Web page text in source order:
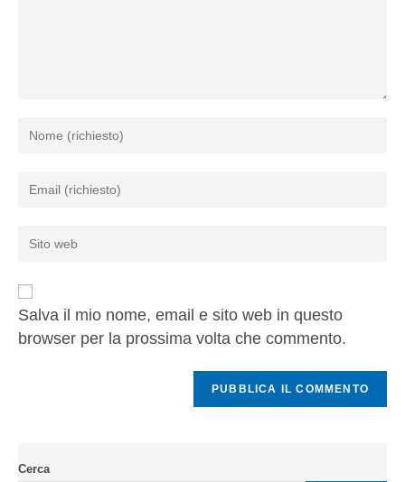
Salva il mio nome, email e sito web in questo
browser per la prossima volta che commento.
Cerca